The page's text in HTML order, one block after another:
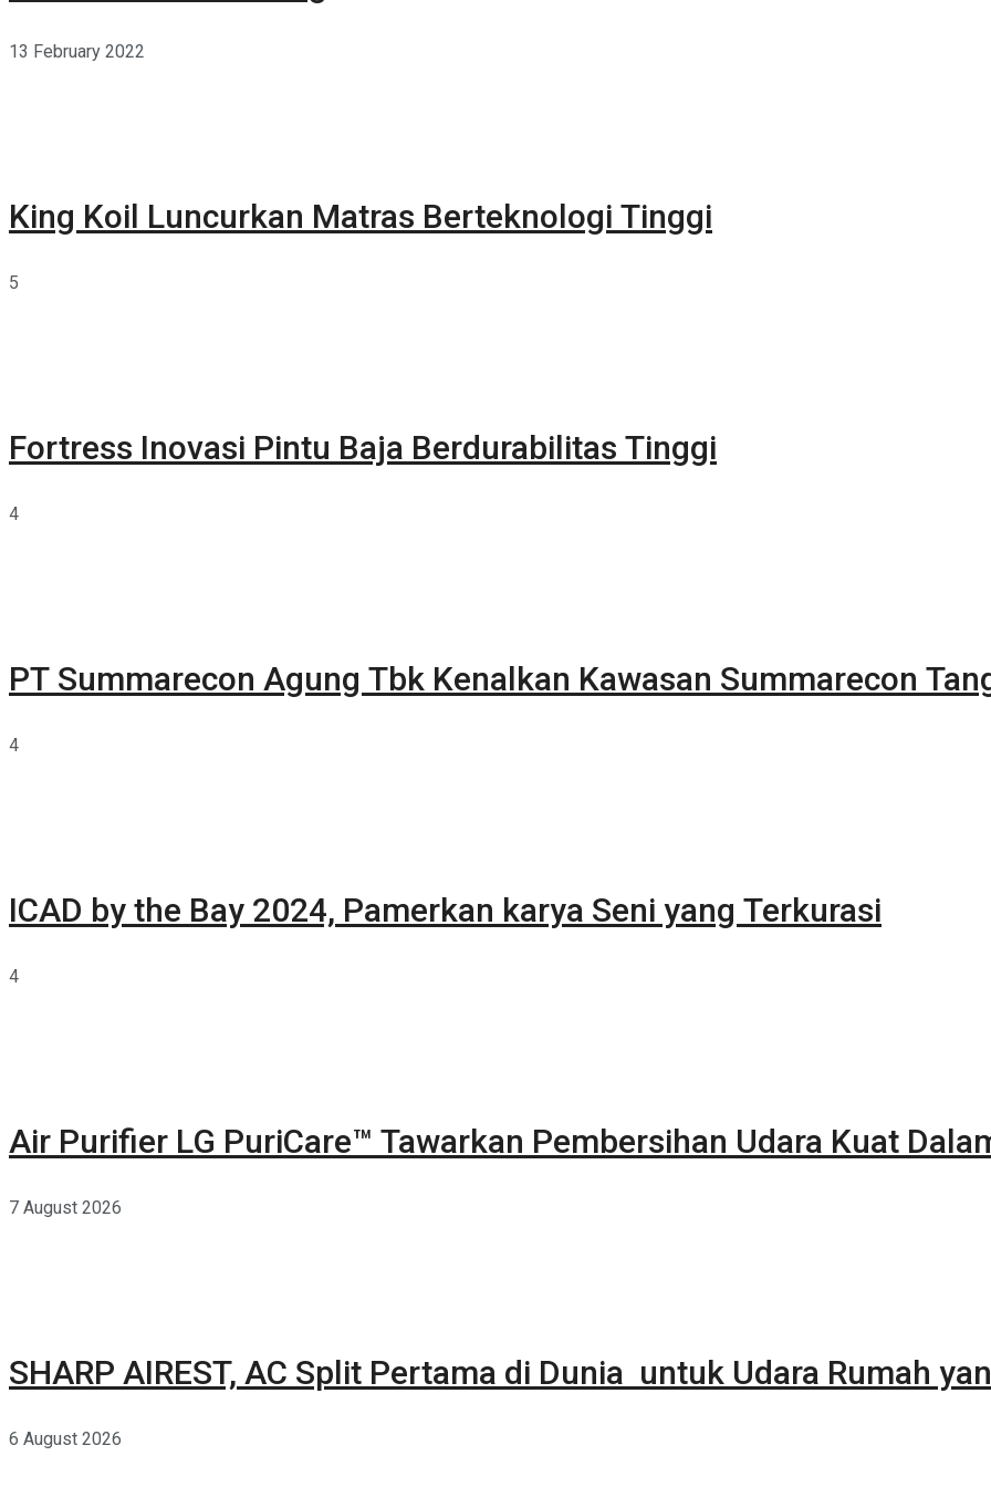
13 February 2022
King Koil Luncurkan Matras Berteknologi Tinggi
5
Fortress Inovasi Pintu Baja Berdurabilitas Tinggi
4
PT Summarecon Agung Tbk Kenalkan Kawasan Summarecon
4
ICAD by the Bay 2024, Pamerkan karya Seni yang Terkurasi
4
Air Purifier LG PuriCare™ Tawarkan Pembersihan Udara Kuat
7 August 2026
SHARP AIREST, AC Split Pertama di Dunia untuk Udara Rumah
6 August 2026